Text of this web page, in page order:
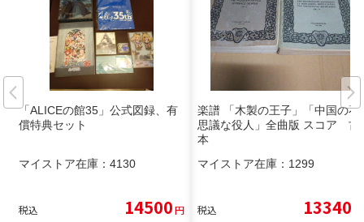
「ALICEの館35」公式図録、有
償特典セット
マイストア在庫： 4130
税込 14500円
楽譜 「木製の王子」「中国の不
思議な役人」全曲版 スコア 古
本
マイストア在庫： 1299
税込 13340